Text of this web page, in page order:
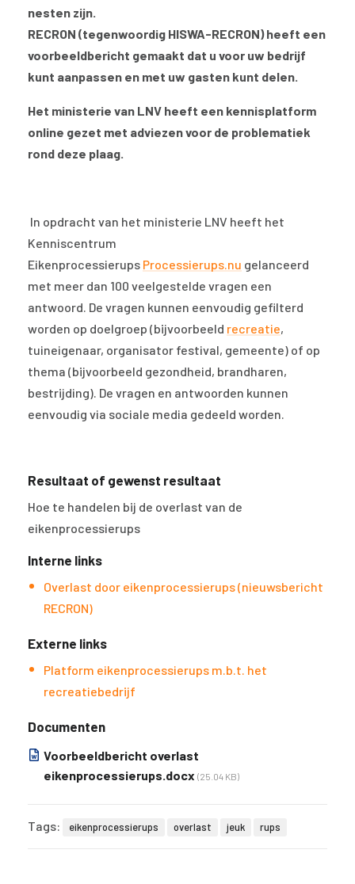
nesten zijn.
RECRON (tegenwoordig HISWA-RECRON) heeft een
voorbeeldbericht gemaakt dat u voor uw bedrijf
kunt aanpassen en met uw gasten kunt delen.
Het ministerie van LNV heeft een kennisplatform
online gezet met adviezen voor de problematiek
rond deze plaag.
In opdracht van het ministerie LNV heeft het
Kenniscentrum
Eikenprocessierups Processierups.nu gelanceerd
met meer dan 100 veelgestelde vragen een
antwoord. De vragen kunnen eenvoudig gefilterd
worden op doelgroep (bijvoorbeeld recreatie,
tuineigenaar, organisator festival, gemeente) of op
thema (bijvoorbeeld gezondheid, brandharen,
bestrijding). De vragen en antwoorden kunnen
eenvoudig via sociale media gedeeld worden.
Resultaat of gewenst resultaat
Hoe te handelen bij de overlast van de
eikenprocessierups
Interne links
Overlast door eikenprocessierups (nieuwsbericht
RECRON)
Externe links
Platform eikenprocessierups m.b.t. het
recreatiebedrijf
Documenten
Voorbeeldbericht overlast
eikenprocessierups.docx (25.04 KB)
Tags: eikenprocessierups overlast jeuk rups